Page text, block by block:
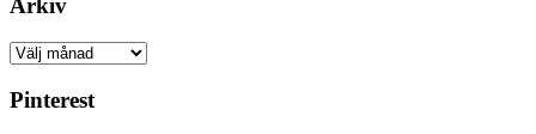
Arkiv
Arkiv
Pinterest